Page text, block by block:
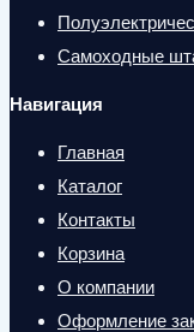
Самоходные
Навигация
Главная
Каталог
Контакты
Корзина
О компании
Оформление